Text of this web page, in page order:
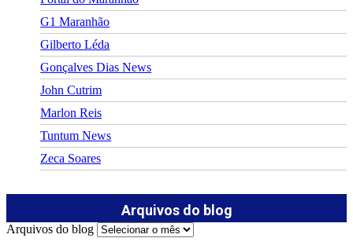
G1 Maranhão
Gilberto Léda
Gonçalves Dias News
John Cutrim
Marlon Reis
Tuntum News
Zeca Soares
Arquivos do blog
Arquivos do blog